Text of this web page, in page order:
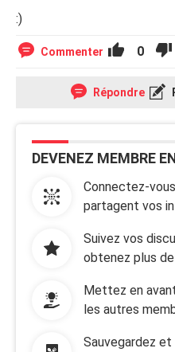
:)
Commenter 0
Répondre
DEVENEZ MEMBRE
Connectez-
partagent vos
Suivez vos
obtenez plus
Mettez en
les autres
Sauvegardez